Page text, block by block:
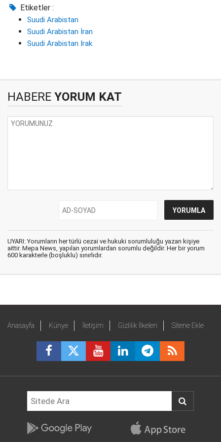
Etiketler :
Suudi Arabistan
Suudi Arabistan İran
Suudi Arabistan Irak
HABERE YORUM KAT
UYARI: Yorumların her türlü cezai ve hukuki sorumluluğu yazan kişiye
aittir. Mepa News, yapılan yorumlardan sorumlu değildir. Her bir yorum
600 karakterle (boşluklu) sınırlıdır.
Anasayfa Künye İletişim Gizlilik İlkeleri Sitene Ekle